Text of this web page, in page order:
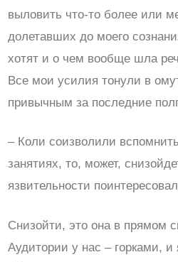
выловить что-то более или
долетавших до моего
хотят и о чем вообще шла
Все мои усилия тонули в
привычным за последние
– Коли соизволили
занятиях, то, может,
язвительности
Снизойти, это она в прямом
Аудитории у нас – горками, и